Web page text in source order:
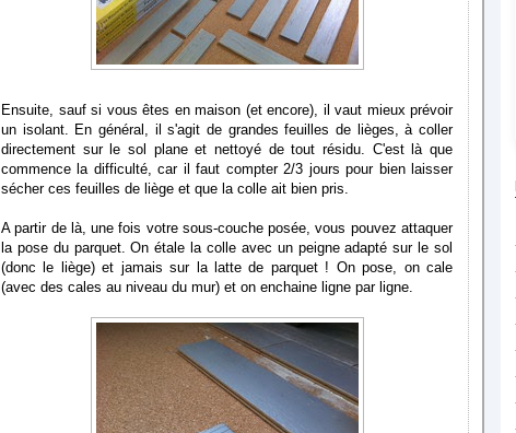
Ensuite, sauf si vous êtes en maison (et encore), il vaut mieux prévoir
un isolant. En général, il s'agit de grandes feuilles de lièges, à coller
directement sur le sol plane et nettoyé de tout résidu. C'est là que
commence la difficulté, car il faut compter 2/3 jours pour bien laisser
sécher ces feuilles de liège et que la colle ait bien pris.
A partir de là, une fois votre sous-couche posée, vous pouvez attaquer
la pose du parquet. On étale la colle avec un peigne adapté sur le sol
(donc le liège) et jamais sur la latte de parquet ! On pose, on cale
(avec des cales au niveau du mur) et on enchaine ligne par ligne.